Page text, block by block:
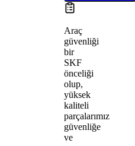
Araç
güvenliği
bir
SKF
önceliği
olup,
yüksek
kaliteli
parçalarımız
güvenliğe
ve